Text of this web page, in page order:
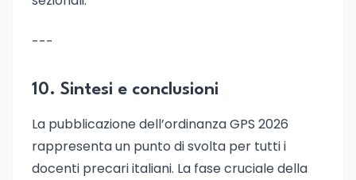
---
10. Sintesi e conclusioni
La pubblicazione dell’ordinanza GPS 2026
rappresenta un punto di svolta per tutti i
docenti precari italiani. La fase cruciale della